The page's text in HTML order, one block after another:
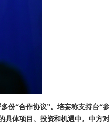
份“合作协议”。培妄称支持台“
具体项目、投资和机遇中。中方